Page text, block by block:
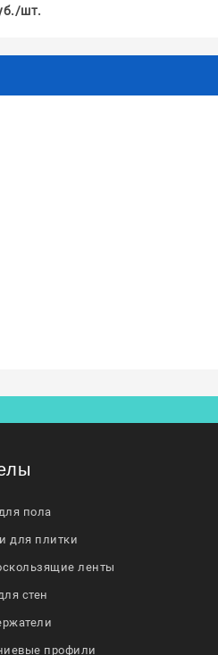
шт.
пола
для плитки
ленты
стен
профили